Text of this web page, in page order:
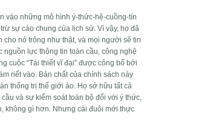
vào những mô hình ý-thức-hệ-cuồng-tín
sự cáo chung của lịch sử. Vì vậy, họ đã
nó trông như thật, và mọi người sẽ tin
nguồn lực thông tin toàn cầu, công nghệ
cuộc “Tái thiết vĩ đại” được công bố bởi
riết vào. Bản chất của chính sách này
thống trị thế giới ảo. Họ sở hữu tất cả
và sự kiểm soát toàn bộ đối với ý thức,
không gì hơn. Nhưng cái đuôi mới thực